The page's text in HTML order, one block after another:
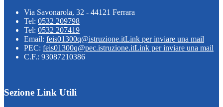
Via Savonarola, 32 - 44121 Ferrara
Tel: 0532 209798
Tel: 0532 207419
Email: feis01300q@istruzione.itLink per inviare una mail
PEC: feis01300q@pec.istruzione.itLink per inviare una mail
C.F.: 93087210386
Sezione Link Utili